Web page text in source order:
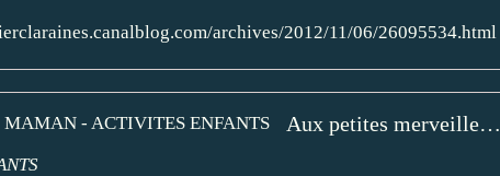
archives/2012/11/06/26095534.html
Aux petites merveilles - DIY - CRAFT - MAMAN - ACTIVITES ENFANTS